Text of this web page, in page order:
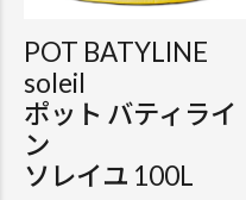
POT BATYLINE
soleil
ポット バティライ
ン
ソレイユ 100L